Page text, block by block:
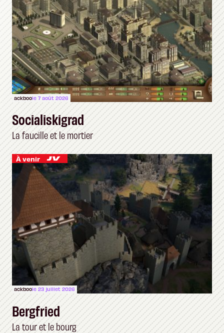
ackboole 7 août 2026
Socialiskigrad
La faucille et le mortier
À venir
ackboole 23 juillet 2026
Bergfried
La tour et le bourg